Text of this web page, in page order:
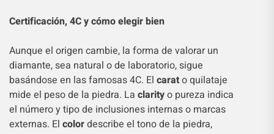
Certificación, 4C y cómo elegir bien
Aunque el origen cambie, la forma de valorar un
diamante, sea natural o de laboratorio, sigue
basándose en las famosas 4C. El carato quilataje
mide el peso de la piedra. La clarityo pureza indica
el número y tipo de inclusiones internas o marcas
externas. El colordescribe el tono de la piedra,